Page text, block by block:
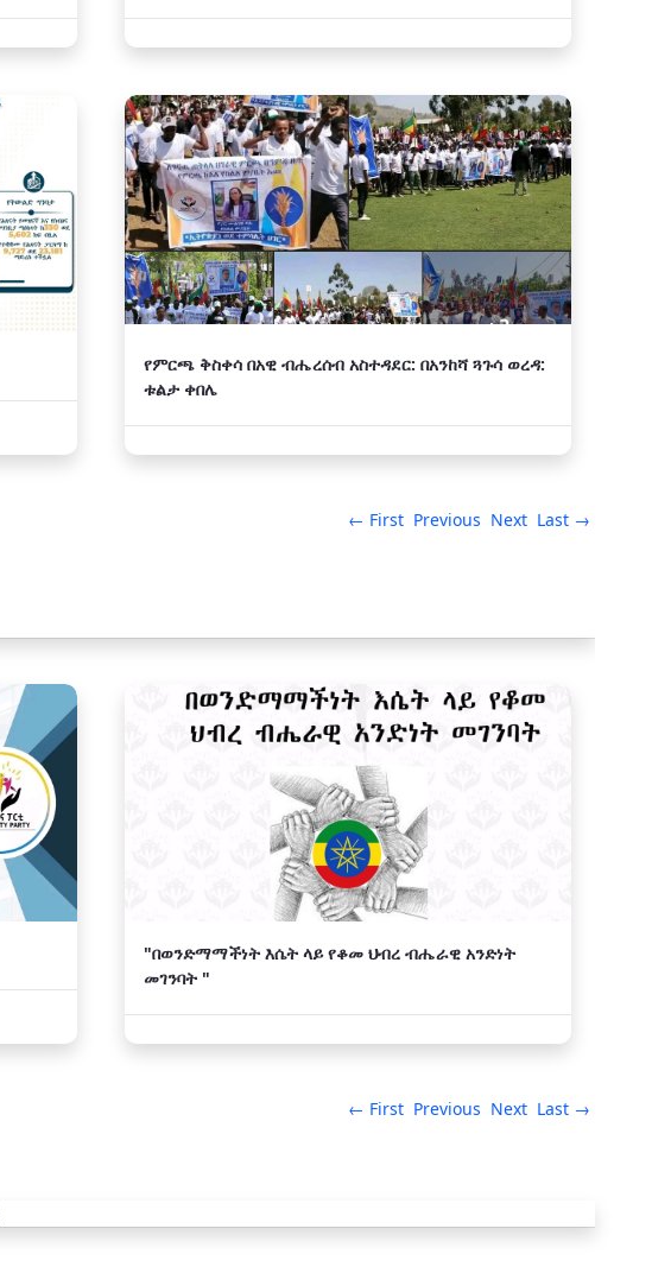
የምርጫ ቅስቀሳ በአዊ ብሔረሰብ አስተዳደር: በአንከሻ ጓጉሳ ወረዳ:
ቱልታ ቀበሌ
← First Previous Next Last →
"በወንድማማችነት እሴት ላይ የቆመ ህብረ ብሔራዊ አንድነት
መገንባት "
← First Previous Next Last →